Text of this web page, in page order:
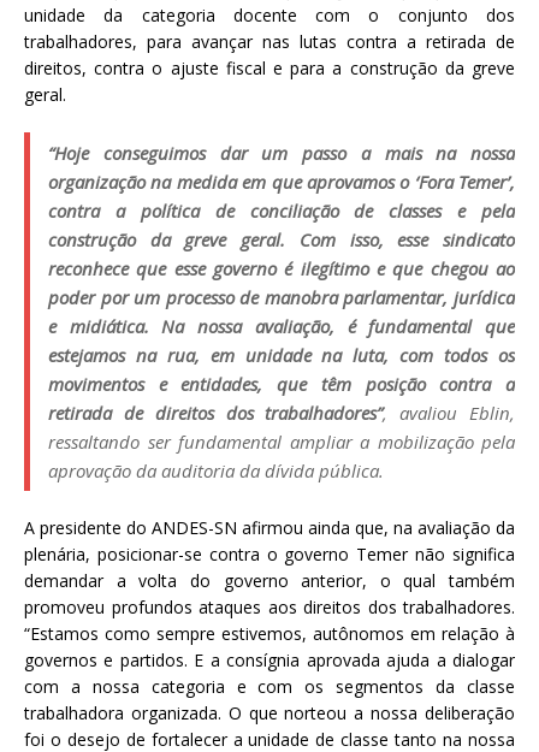
unidade da categoria docente com o conjunto dos
trabalhadores, para avançar nas lutas contra a retirada de
direitos, contra o ajuste fiscal e para a construção da greve
geral.
“Hoje conseguimos dar um passo a mais na nossa
organização na medida em que aprovamos o ‘Fora Temer’,
contra a política de conciliação de classes e pela
construção da greve geral. Com isso, esse sindicato
reconhece que esse governo é ilegítimo e que chegou ao
poder por um processo de manobra parlamentar, jurídica
e midiática. Na nossa avaliação, é fundamental que
estejamos na rua, em unidade na luta, com todos os
movimentos e entidades, que têm posição contra a
retirada de direitos dos trabalhadores”, avaliou Eblin,
ressaltando ser fundamental ampliar a mobilização pela
aprovação da auditoria da dívida pública.
A presidente do ANDES-SN afirmou ainda que, na avaliação da
plenária, posicionar-se contra o governo Temer não significa
demandar a volta do governo anterior, o qual também
promoveu profundos ataques aos direitos dos trabalhadores.
“Estamos como sempre estivemos, autônomos em relação à
governos e partidos. E a consígnia aprovada ajuda a dialogar
com a nossa categoria e com os segmentos da classe
trabalhadora organizada. O que norteou a nossa deliberação
foi o desejo de fortalecer a unidade de classe tanto na nossa